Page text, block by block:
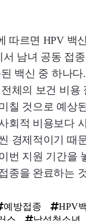
따르면 HPV 백
서 남녀 공동 접
백신 중 하나다
체의 보건 비용
칠 것으로 예상
회적 비용보다
경제적이기 때
번 지원 기간을
종을 완료하는
예방접종
HPV